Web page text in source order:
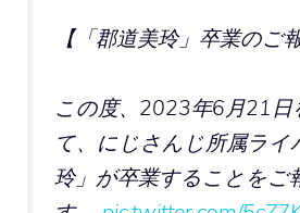
【「郡道美玲」卒業のご
この度、2023年6月21日
て、にじさんじ所属ライ
玲」が卒業することをご